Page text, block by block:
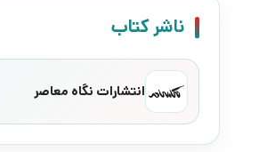
ناشر کتاب
انتشارات نگاه معاصر